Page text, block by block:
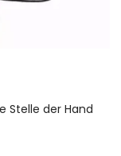
Stelle der Hand